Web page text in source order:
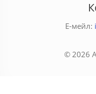
Е-мейл:
© 2026